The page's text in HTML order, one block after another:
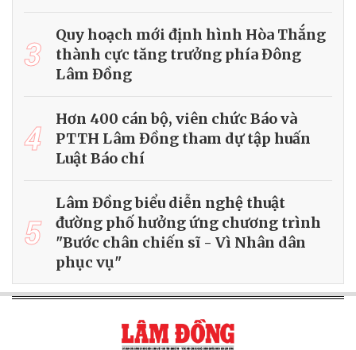
3
Quy hoạch mới định hình Hòa Thắng
thành cực tăng trưởng phía Đông
Lâm Đồng
4
Hơn 400 cán bộ, viên chức Báo và
PTTH Lâm Đồng tham dự tập huấn
Luật Báo chí
5
Lâm Đồng biểu diễn nghệ thuật
đường phố hưởng ứng chương trình
"Bước chân chiến sĩ - Vì Nhân dân
phục vụ"